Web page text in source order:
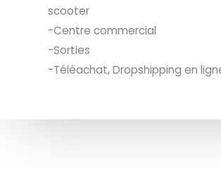
scooter
-Centre commercial
-Sorties
-Téléachat, Dropshipping en